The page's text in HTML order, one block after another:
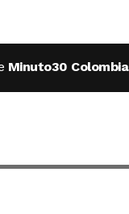
Minuto30 Colombia